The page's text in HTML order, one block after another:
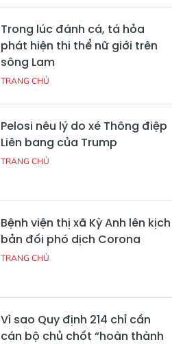
Trong lúc đánh cá, tá hỏa
phát hiện thi thể nữ giới trên
sông Lam
TRANG CHỦ
Pelosi nêu lý do xé Thông điệp
Liên bang của Trump
TRANG CHỦ
Bệnh viện thị xã Kỳ Anh lên kịch
bản đối phó dịch Corona
TRANG CHỦ
Vì sao Quy định 214 chỉ cần
cán bộ chủ chốt “hoàn thành